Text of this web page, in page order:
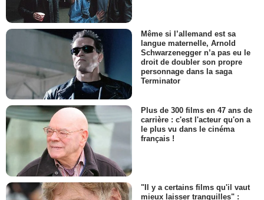
Même si l’allemand est sa
langue maternelle, Arnold
Schwarzenegger n’a pas eu le
droit de doubler son propre
personnage dans la saga
Terminator
Plus de 300 films en 47 ans de
carrière : c'est l'acteur qu'on a
le plus vu dans le cinéma
français !
"Il y a certains films qu'il vaut
mieux laisser tranquilles" :